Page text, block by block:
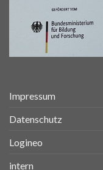
Impressum
Datenschutz
Logineo
intern